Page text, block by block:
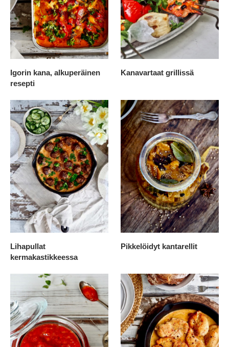
Igorin kana, alkuperäinen
resepti
Kanavartaat grillissä
Lihapullat
kermakastikkeessa
Pikkelöidyt kantarellit